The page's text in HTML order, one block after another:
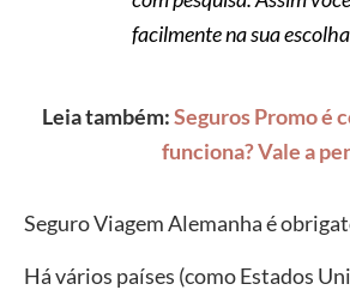
facilmente na sua
Leia também:Seguros Promo é
funciona? Vale a
Seguro Viagem Alemanha é
Há vários países (como Estados